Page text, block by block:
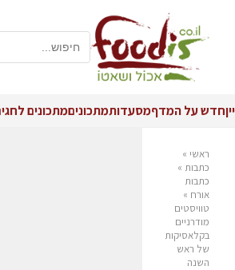
ייןחדש על המדףמסעדותמתכוניםמתכונים
ראשי »
כתבות »
כתבות
אורח »
טוויסטים
מודרניים
בקלאסיקות
של ראש
השנה